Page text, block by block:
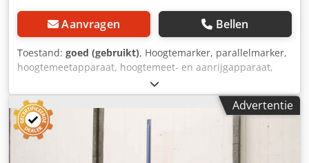
Aanvragen Bellen
Toestand: goed (gebruikt), Hoogtemarker, parallelmarker,
hoogtemeetapparaat, hoogtemeet- en aanrijgapparaat,
hoogteaanrijger Dcodpfx Alsyik H Ajiek - Fabrikant: KS
Lenze, hoogtemeetapparaat type C500-23 - Max.
werkhoogte: 520 mm - Aantal: 2 stuks hoogtemarkers
beschikbaar - Prijs: per stuk - Afmetingen: 240/175/H575
mm - Gewicht: 7 kg/stuk
Advertentie